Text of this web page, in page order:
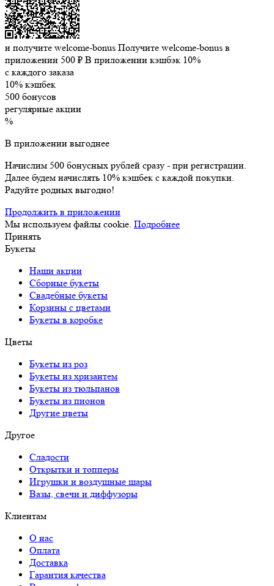
и получите welcome-bonus Получите welcome-bonus в
приложении 500 ₽ В приложении кэшбэк 10%
с каждого заказа
10% кэшбек
500 бонусов
регулярные акции
%
В приложении выгоднее
Начислим 500 бонусных рублей сразу - при регистрации.
Далее будем начислять 10% кэшбек с каждой покупки.
Радуйте родных выгодно!
Продолжить в приложении
Мы используем файлы cookie. Подробнее
Принять
Букеты
Наши акции
Сборные букеты
Свадебные букеты
Корзины с цветами
Букеты в коробке
Цветы
Букеты из роз
Букеты из хризантем
Букеты из тюльпанов
Букеты из пионов
Другие цветы
Другое
Сладости
Открытки и топперы
Игрушки и воздушные шары
Вазы, свечи и диффузоры
Клиентам
О нас
Оплата
Доставка
Гарантия качества